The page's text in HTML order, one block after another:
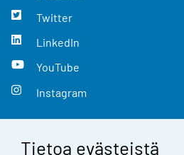
Tietoa evästeistä
Twitter
LinkedIn
YouTube
Instagram
Yhteystiedot